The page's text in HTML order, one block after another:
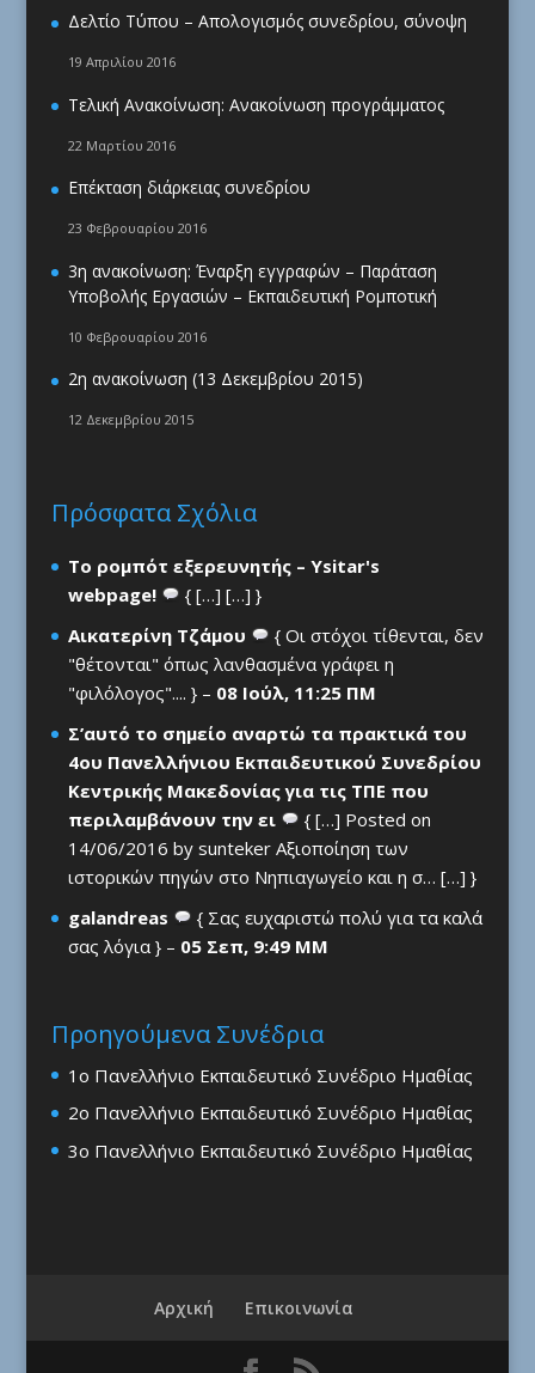
Δελτίο Τύπου – Απολογισμός συνεδρίου, σύνοψη
19 Απριλίου 2016
Τελική Ανακοίνωση: Ανακοίνωση προγράμματος
22 Μαρτίου 2016
Επέκταση διάρκειας συνεδρίου
23 Φεβρουαρίου 2016
3η ανακοίνωση: Έναρξη εγγραφών – Παράταση
Υποβολής Εργασιών – Εκπαιδευτική Ρομποτική
10 Φεβρουαρίου 2016
2η ανακοίνωση (13 Δεκεμβρίου 2015)
12 Δεκεμβρίου 2015
Πρόσφατα Σχόλια
Το ρομπότ εξερευνητής – Ysitar's
webpage!
{ […] […] }
Αικατερίνη Τζάμου
{ Οι στόχοι τίθενται, δεν
"θέτονται" όπως λανθασμένα γράφει η
"φιλόλογος".... } – 08 Ιούλ, 11:25 ΠΜ
Σ’αυτό το σημείο αναρτώ τα πρακτικά του
4ου Πανελλήνιου Εκπαιδευτικού Συνεδρίου
Κεντρικής Μακεδονίας για τις ΤΠΕ που
περιλαμβάνουν την ει
{ […] Posted on
14/06/2016 by sunteker Αξιοποίηση των
ιστορικών πηγών στο Νηπιαγωγείο και η σ… […] }
galandreas
{ Σας ευχαριστώ πολύ για τα καλά
σας λόγια } – 05 Σεπ, 9:49 ΜΜ
Προηγούμενα Συνέδρια
1ο Πανελλήνιο Εκπαιδευτικό Συνέδριο Ημαθίας
2ο Πανελλήνιο Εκπαιδευτικό Συνέδριο Ημαθίας
3ο Πανελλήνιο Εκπαιδευτικό Συνέδριο Ημαθίας
Αρχική Επικοινωνία